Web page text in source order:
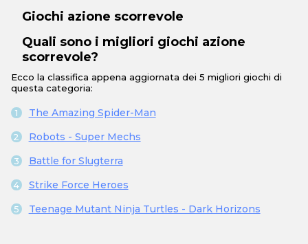
Giochi azione scorrevole
Quali sono i migliori giochi azione
scorrevole?
Ecco la classifica appena aggiornata dei 5 migliori giochi di
questa categoria:
The Amazing Spider-Man
Robots - Super Mechs
Battle for Slugterra
Strike Force Heroes
Teenage Mutant Ninja Turtles - Dark Horizons